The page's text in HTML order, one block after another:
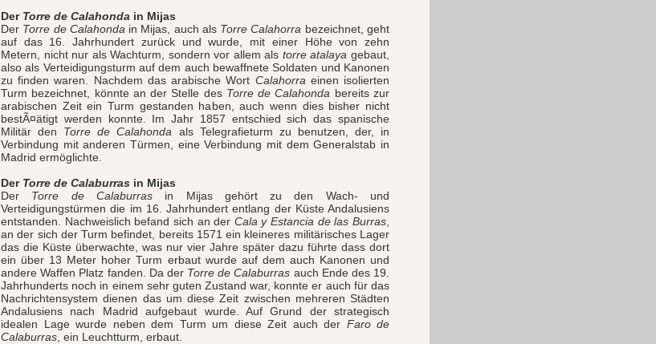
Der Torre de Calahonda in Mijas
Der Torre de Calahonda in Mijas, auch als Torre Calahorra bezeichnet, geht
auf das 16. Jahrhundert zurück und wurde, mit einer Höhe von zehn
Metern, nicht nur als Wachturm, sondern vor allem als torre atalaya gebaut,
also als Verteidigungsturm auf dem auch bewaffnete Soldaten und Kanonen
zu finden waren. Nachdem das arabische Wort Calahorra einen isolierten
Turm bezeichnet, könnte an der Stelle des Torre de Calahonda bereits zur
arabischen Zeit ein Turm gestanden haben, auch wenn dies bisher nicht
bestÃ¤ätigt werden konnte. Im Jahr 1857 entschied sich das spanische
Militär den Torre de Calahonda als Telegrafieturm zu benutzen, der, in
Verbindung mit anderen Türmen, eine Verbindung mit dem Generalstab in
Madrid ermöglichte.
Der Torre de Calaburras in Mijas
Der Torre de Calaburrasin Mijas gehört zu den Wach- und
Verteidigungstürmen die im 16. Jahrhundert entlang der Küste Andalusiens
entstanden. Nachweislich befand sich an der Cala y Estancia de las Burras
an der sich der Turm befindet, bereits 1571 ein kleineres militärisches Lager
das die Küste überwachte, was nur vier Jahre später dazu führte dass dort
ein über 13 Meter hoher Turm erbaut wurde auf dem auch Kanonen und
andere Waffen Platz fanden. Da der Torre de Calaburras auch Ende des 19.
Jahrhunderts noch in einem sehr guten Zustand war, konnte er auch für das
Nachrichtensystem dienen das um diese Zeit zwischen mehreren Städten
Andalusiens nach Madrid aufgebaut wurde. Auf Grund der strategisch
idealen Lage wurde neben dem Turm um diese Zeit auch der Faro de
Calaburras , ein Leuchtturm, erbaut.